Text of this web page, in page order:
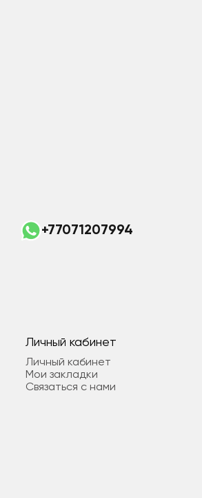
+77071207994
Личный кабинет
Личный кабинет
Мои закладки
Связаться с нами